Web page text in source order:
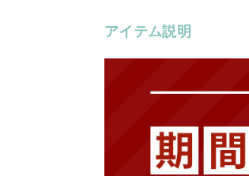
アイテム説明